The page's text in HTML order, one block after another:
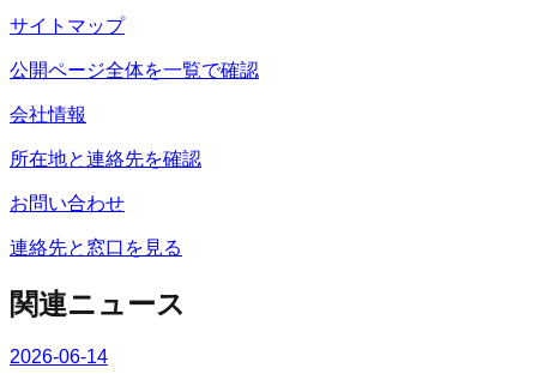
サイトマップ
公開ページ全体を一覧で確認
会社情報
所在地と連絡先を確認
お問い合わせ
連絡先と窓口を見る
関連ニュース
2026-06-14